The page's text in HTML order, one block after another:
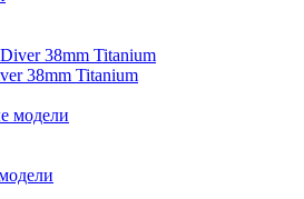
38mm Titanium
модели